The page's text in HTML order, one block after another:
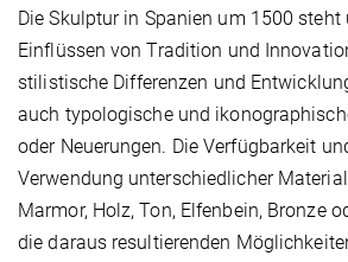
Die Skulptur in Spanien um 1500
Einflüssen von Tradition und
stilistische Differenzen und
auch typologische und
oder Neuerungen. Die Verfügbarkeit
Verwendung unterschiedlicher
Marmor, Holz, Ton, Elfenbein, Bronze
die daraus resultierenden